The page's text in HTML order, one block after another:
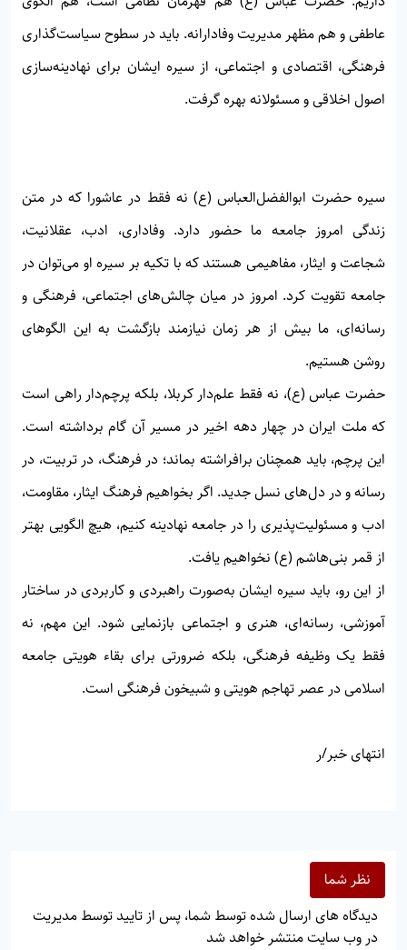
عاطفی و هم مظهر مدیریت وفادارانه. باید در سطوح سیاست‌گذاری
فرهنگی، اقتصادی و اجتماعی، از سیره ایشان برای نهادینه‌سازی
اصول اخلاقی و مسئولانه بهره گرفت.
سیره حضرت ابوالفضل‌العباس (ع) نه فقط در عاشورا که در متن
زندگی امروز جامعه ما حضور دارد. وفاداری، ادب، عقلانیت،
شجاعت و ایثار، مفاهیمی هستند که با تکیه بر سیره او می‌توان در
جامعه تقویت کرد. امروز در میان چالش‌های اجتماعی، فرهنگی و
رسانه‌ای، ما بیش از هر زمان نیازمند بازگشت به این الگوهای
روشن هستیم.
حضرت عباس (ع)، نه فقط علم‌دار کربلا، بلکه پرچم‌دار راهی است
که ملت ایران در چهار دهه اخیر در مسیر آن گام برداشته است.
این پرچم، باید همچنان برافراشته بماند؛ در فرهنگ، در تربیت، در
رسانه و در دل‌های نسل جدید. اگر بخواهیم فرهنگ ایثار، مقاومت،
ادب و مسئولیت‌پذیری را در جامعه نهادینه کنیم، هیچ الگویی بهتر
از قمر بنی‌هاشم (ع) نخواهیم یافت.
از این رو، باید سیره ایشان به‌صورت راهبردی و کاربردی در ساختار
آموزشی، رسانه‌ای، هنری و اجتماعی بازنمایی شود. این مهم، نه
فقط یک وظیفه فرهنگی، بلکه ضرورتی برای بقاء هویتی جامعه
اسلامی در عصر تهاجم هویتی و شبیخون فرهنگی است.
انتهای خبر/ر
نظر شما
دیدگاه های ارسال شده توسط شما، پس از تایید توسط مدیریت
در وب سایت منتشر خواهد شد